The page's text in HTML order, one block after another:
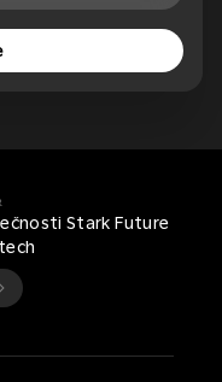
Stark Future